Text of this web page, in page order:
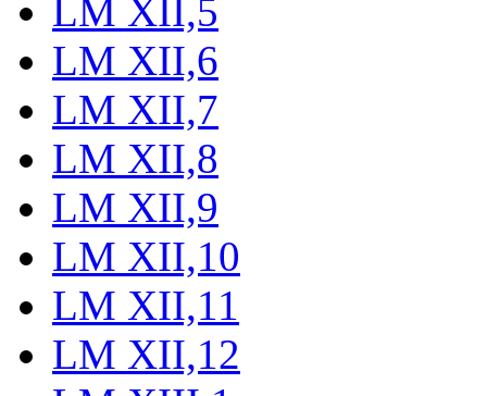
LM XII,5
LM XII,6
LM XII,7
LM XII,8
LM XII,9
LM XII,10
LM XII,11
LM XII,12